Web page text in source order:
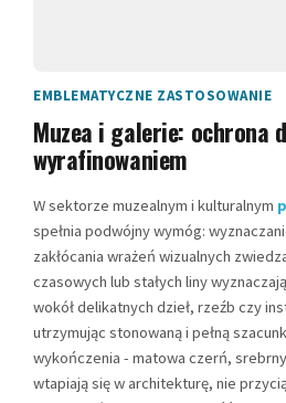
EMBLEMATYCZNE ZASTOSOWANIE
Muzea i galerie: ochrona
wyrafinowaniem
W sektorze muzealnym i kulturalnym
spełnia podwójny wymóg:
zakłócania wrażeń wizualnych
czasowych lub stałych liny
wokół delikatnych dzieł, rzeźb czy
utrzymując stonowaną i pełną
wykończenia - matowa czerń,
wtapiają się w architekturę, nie